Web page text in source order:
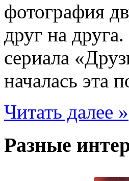
фотография
друг на
сериала
началась эта
Читать далее »
Разные